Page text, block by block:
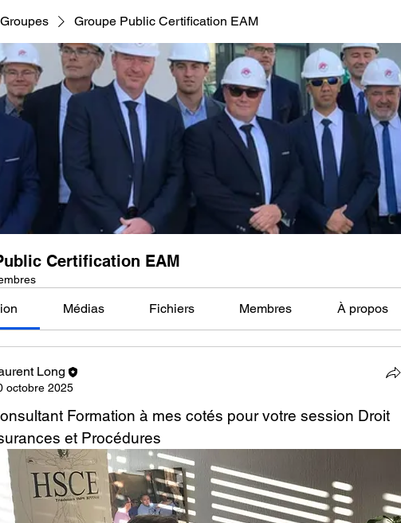
Groupes Groupe Public Certification EAM
Certification EAM
Médias Fichiers Membres À propos
Long
octobre 2025
Formation à mes cotés pour votre session Droit
et Procédures